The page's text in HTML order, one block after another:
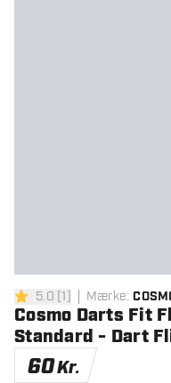
5 bedømmelsesstjerner
5.0 [1] Mærke:
Cosmo Darts Fit
Standard - Dart
60Kr.